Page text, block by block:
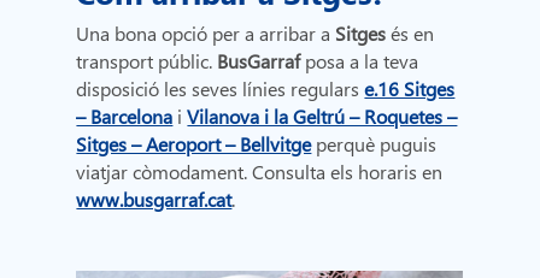
Una bona opció per a arribar a Sitgesés en
transport públic. BusGarrafposa a la teva
disposició les seves línies regularse.16 Sitges
– Barcelona iVilanova i la Geltrú – Roquetes –
Sitges – Aeroport – Bellvitgeperquè puguis
viatjar còmodament. Consulta els horaris en
www.busgarraf.cat.